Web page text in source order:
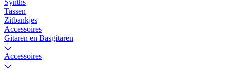
Synths
Tassen
Zitbankjes
Accessoires
Gitaren en Basgitaren
Accessoires